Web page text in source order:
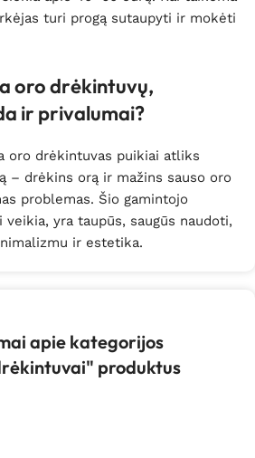
turi progą sutaupyti ir mokėti
oro drėkintuvų,
ir privalumai?
oro drėkintuvas puikiai atliks
– drėkins orą ir mažins sauso oro
problemas. Šio gamintojo
yra taupūs, saugūs naudoti,
ir estetika.
apie kategorijos
produktus